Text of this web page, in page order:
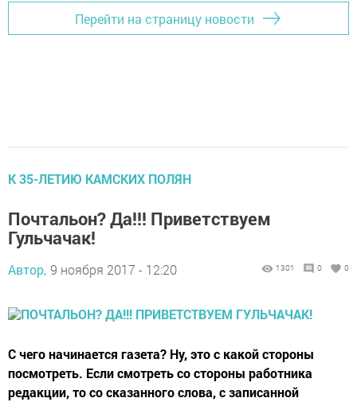
Перейти на страницу новости
К 35-ЛЕТИЮ КАМСКИХ ПОЛЯН
Почтальон? Да!!! Приветствуем
Гульчачак!
Автор, 9 ноября 2017 - 12:20 1301 0 0
С чего начинается газета? Ну, это с какой стороны
посмотреть. Если смотреть со стороны работника
редакции, то со сказанного слова, с записанной